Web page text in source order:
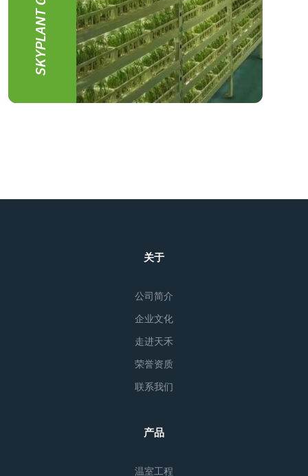
关于
公司简介
企业文化
走进天禾
荣誉资质
联系我们
产品
温室工程